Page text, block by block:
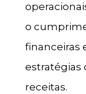
o
financeiras
estratégias
receitas.